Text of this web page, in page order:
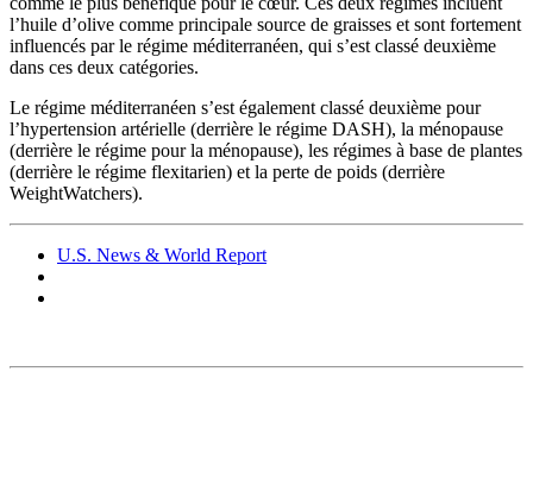
l’huile d’olive comme principale source de graisses et sont fortement
influencés par le régime méditerranéen, qui s’est classé deuxième
dans ces deux catégories.
Le régime méditerranéen s’est également classé deuxième pour
l’hypertension artérielle (derrière le régime DASH), la ménopause
(derrière le régime pour la ménopause), les régimes à base de plantes
(derrière le régime flexitarien) et la perte de poids (derrière
WeightWatchers).
U.S. News & World Report